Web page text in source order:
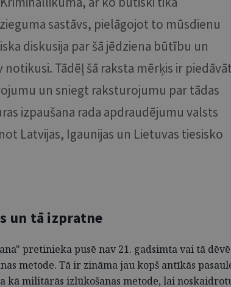
sastāvs, pielāgojot to mūsdienu
diskusija par šā jēdziena būtību un
Tādēļ šā raksta mērķis ir piedāvāt
un sniegt raksturojumu par tādas
izpaušana rada apdraudējumu valsts
Latvijas, Igaunijas un Lietuvas tiesisko
un tā izpratne
pretinieka pusē nav 21. gadsimta vai tā
metode. Tā ir zināma jau kopš antīkās
kā militārās izlūkošanas metode, lai